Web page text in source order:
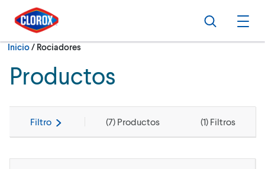
Ir al Menú principal
Ir a Contenido
Ir al Pie de página
Buscar
Inicio/Actualmente:
Rociadores
Productos
Filtro (7) Productos (1) Filtros